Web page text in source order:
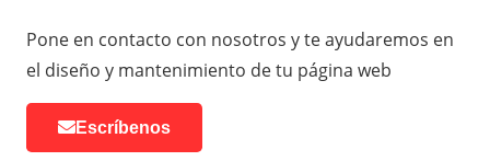
Pone en contacto con nosotros y te ayudaremos en
el diseño y mantenimiento de tu página web
Escríbenos